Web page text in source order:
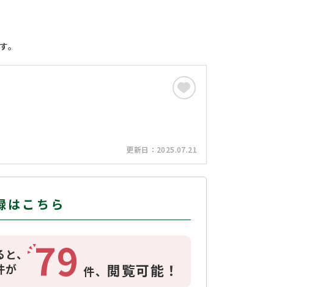
。
更新日： 2025.07.21
はこちら
と、
が
79 件、 閲覧可能！